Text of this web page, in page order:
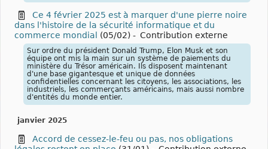
Ce 4 février 2025 est à marquer d'une pierre noire
dans l'histoire de la sécurité informatique et du
commerce mondial (05/02) - Contribution externe
Sur ordre du président Donald Trump, Elon Musk et son
équipe ont mis la main sur un système de paiements du
ministère du Trésor américain. Ils disposent maintenant
d'une base gigantesque et unique de données
confidentielles concernant les citoyens, les associations, les
industriels, les commerçants américains, mais aussi nombre
d'entités du monde entier.
janvier 2025
Accord de cessez-le-feu ou pas, nos obligations